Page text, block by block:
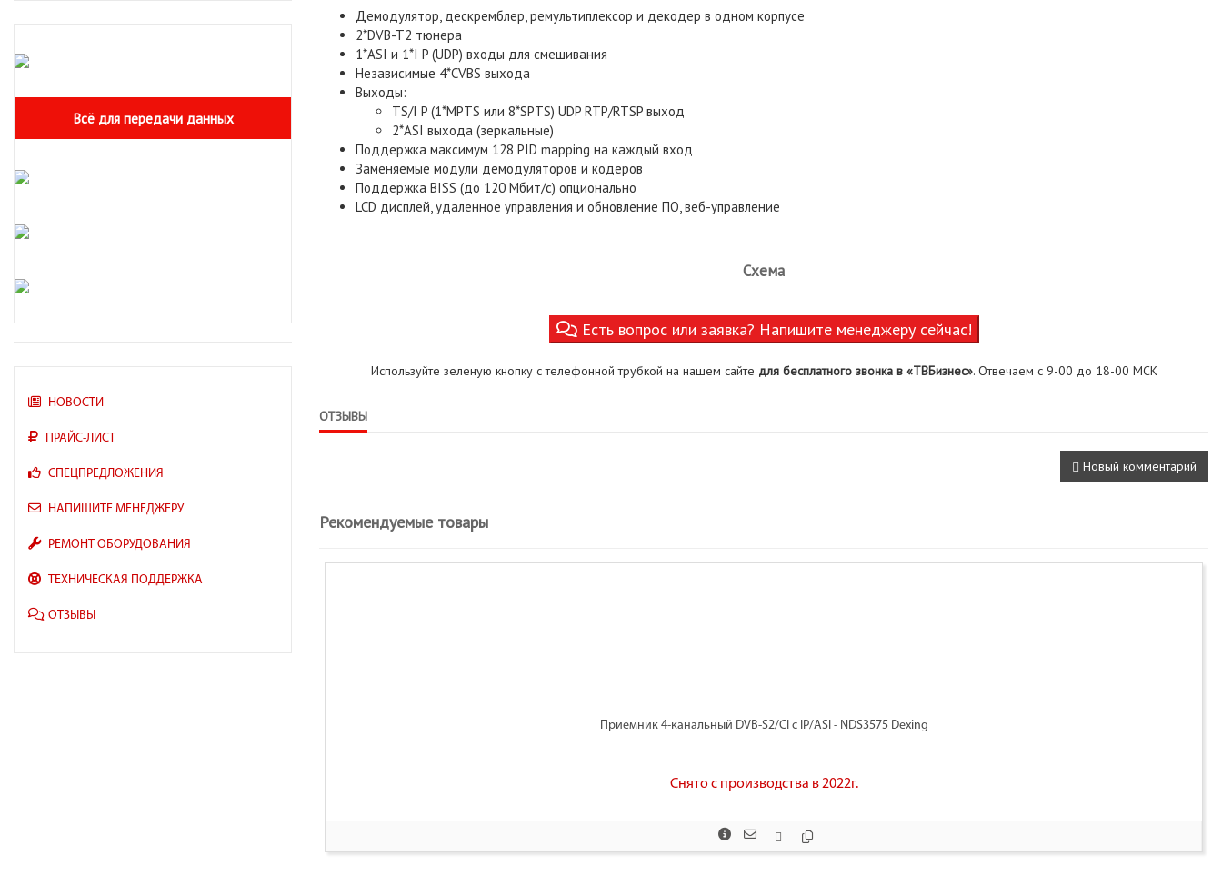
Всё для передачи данных
НОВОСТИ
ПРАЙС-ЛИСТ
СПЕЦПРЕДЛОЖЕНИЯ
НАПИШИТЕ МЕНЕДЖЕРУ
РЕМОНТ ОБОРУДОВАНИЯ
ТЕХНИЧЕСКАЯ ПОДДЕРЖКА
ОТЗЫВЫ
Демодулятор, дескремблер, ремультиплексор и декодер в одном корпусе
2*DVB-T2 тюнера
1*ASI и 1*I P (UDP) входы для смешивания
Независимые 4*CVBS выхода
Выходы:
TS/I P (1*MPTS или 8*SPTS) UDP RTP/RTSP выход
2*ASI выхода (зеркальные)
Поддержка максимум 128 PID mapping на каждый вход
Заменяемые модули демодуляторов и кодеров
Поддержка BISS (до 120 Мбит/с) опционально
LCD дисплей, удаленное управления и обновление ПО, веб-управление
Схема
Есть вопрос или заявка? Напишите менеджеру сейчас!
Используйте зеленую кнопку с телефонной трубкой на нашем сайте для бесплатного звонка в «ТВБизнес». Отвечаем с 9-00 до 18-00 МСК
ОТЗЫВЫ
Новый комментарий
Рекомендуемые товары
Приемник 4-канальный DVB-S2/CI с IP/ASI - NDS3575 Dexing
Снято с производства в 2022г.